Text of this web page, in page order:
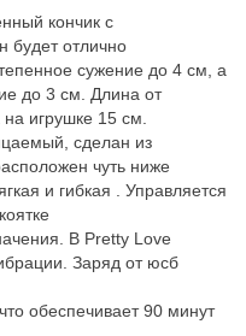
кончик с
будет отлично
сужение до 4 см, а
до 3 см. Длина от
игрушке 15 см.
сделан из
чуть ниже
и гибкая . Управляется
В Pretty Love
Заряд от юсб
обеспечивает 90 минут